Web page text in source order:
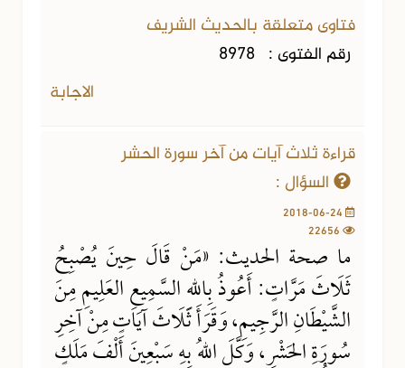
فتاوى متعلقة بالحديث الشريف
رقم الفتوى : 8978
الاجابة
قراءة ثلاث آيات من آخر سورة الحشر
السؤال :
ما صحة الحديث: «مَنْ قَالَ حِينَ يُصْبِحُ
ثَلَاثَ مَرَّاتٍ: أَعُوذُ بِاللهِ السَّمِيعِ العَلِيمِ مِنَ
الشَّيْطَانِ الرَّجِيمِ، وَقَرَأَ ثَلَاثَ آيَاتٍ مِنْ آخِرِ
سُورَةِ الحَشْرِ، وَكَّلَ اللهُ بِهِ سَبْعِينَ أَلْفَ مَلَكٍ